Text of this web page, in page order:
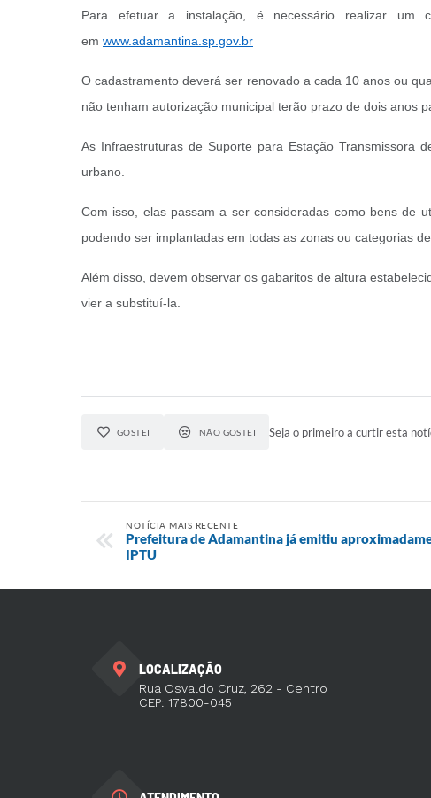
Para efetuar a instalação, é necessário realizar um
em www.adamantina.sp.gov.br
O cadastramento deverá ser renovado a cada 10 anos ou
não tenham autorização municipal terão prazo de dois anos
As Infraestruturas de Suporte para Estação Transmissora
urbano.
Com isso, elas passam a ser consideradas como bens de
podendo ser implantadas em todas as zonas ou categorias
Além disso, devem observar os gabaritos de altura
vier a substituí-la.
GOSTEI NÃO GOSTEI Seja o primeiro a curtir esta
NOTÍCIA MAIS RECENTE
Prefeitura de Adamantina já emitiu
IPTU
LOCALIZAÇÃO
Rua Osvaldo Cruz, 262 - Centro
CEP: 17800-045